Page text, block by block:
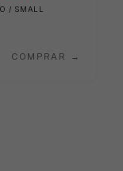
/ SMALL
COMPRAR